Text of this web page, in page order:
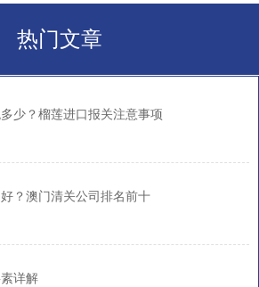
热门文章
少？榴莲进口报关注意事项
？澳门清关公司排名前十
详解